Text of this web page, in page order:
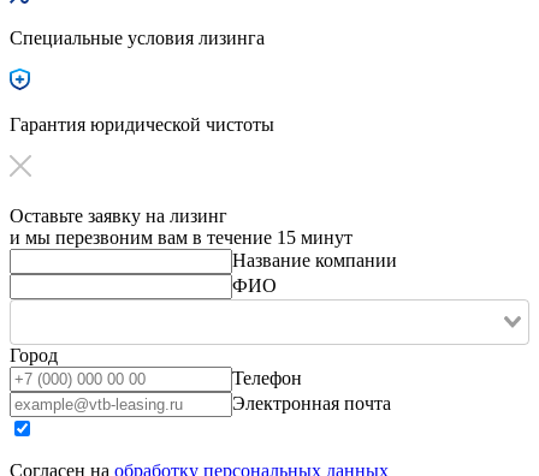
Специальные условия лизинга
Гарантия юридической чистоты
Оставьте заявку на лизинг
и мы перезвоним вам в течение 15 минут
Название компании
ФИО
Город
Телефон
Электронная почта
Согласен на обработку персональных данных